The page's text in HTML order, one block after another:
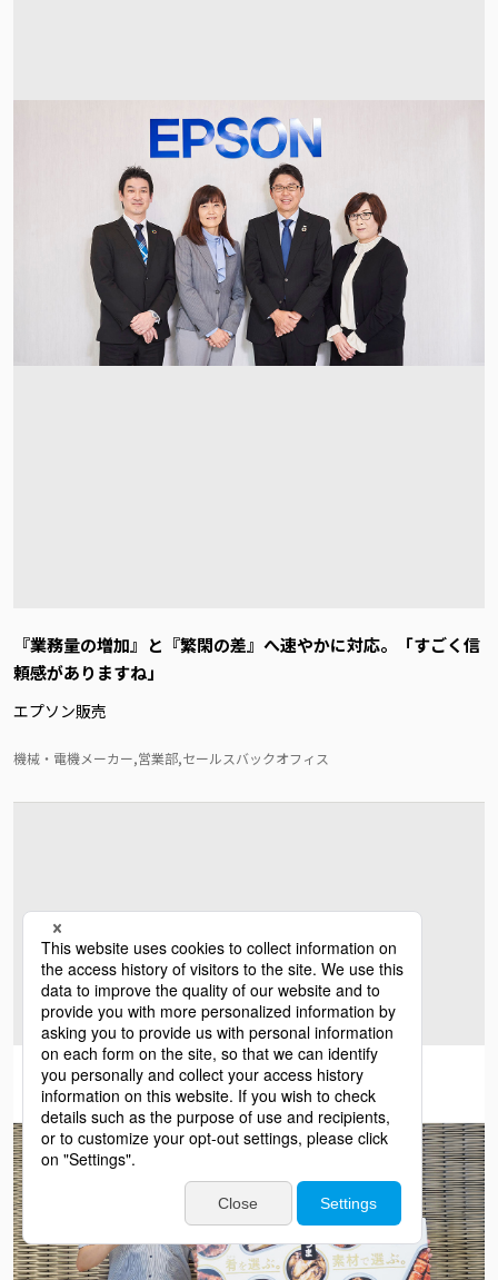
『業務量の増加』と『繁閑の差』へ速やかに対応。「すごく信
頼感がありますね」
エプソン販売
機械・電機メーカー,営業部,セールスバックオフィス